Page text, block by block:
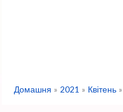
Домашня 2021 Квітень